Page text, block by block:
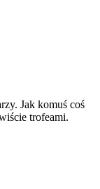
Jak komuś coś
trofeami.